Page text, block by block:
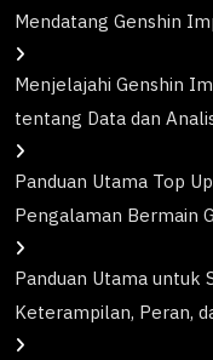
Mendatang Genshin
Menjelajahi Genshin
tentang Data dan
Panduan Utama Top
Pengalaman Bermain
Panduan Utama untuk
Keterampilan, Peran,